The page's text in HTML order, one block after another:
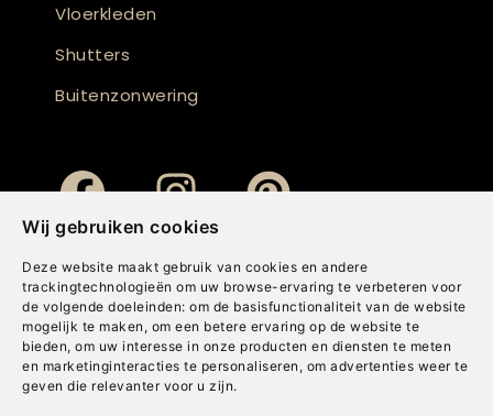
Wij gebruiken cookies
Deze website maakt gebruik van cookies en andere
trackingtechnologieën om uw browse-ervaring te verbeteren voor
de volgende doeleinden: om de basisfunctionaliteit van de website
mogelijk te maken , om een betere ervaring op de website te
bieden, om uw interesse in onze producten en diensten te meten
en marketinginteracties te personaliseren , om advertenties weer te
geven die relevanter voor u zijn.
Vloerkleden
Shutters
Buitenzonwering